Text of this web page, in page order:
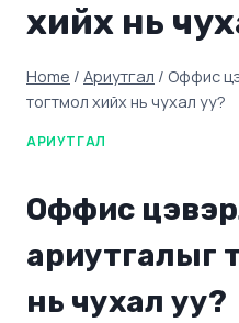
хийх нь
Home / Ариутгал / Оффис
тогтмол хийх нь чухал уу?
АРИУТГАЛ
Оффис
ариутгалыг
нь чухал уу?